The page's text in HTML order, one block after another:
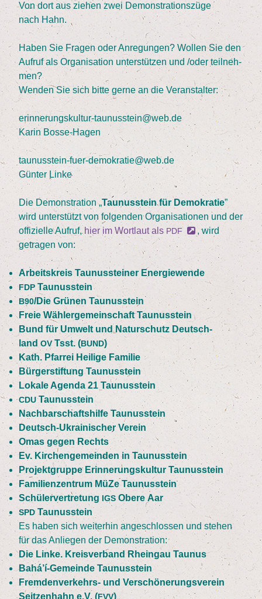
Von dort aus zie­hen zwei Demons­tra­ti­ons­zü­ge
nach Hahn.
Haben Sie Fra­gen oder Anre­gun­gen? Wol­len Sie den
Auf­ruf als Orga­ni­sa­ti­on unter­stüt­zen und /​oder teil­neh­
men?
Wen­den Sie sich bit­te ger­ne an die Veranstalter:
erinnerungskultur-taunusstein@web.de
Karin Bos­se-Hagen
taunusstein-fuer-demokratie@web.de
Gün­ter Linke
Die Demons­tra­ti­on„Tau­nus­stein für Demo­kra­tie”
wird unter­stützt von fol­gen­den Orga­ni­sa­tio­nen und der
offi­zi­el­le Auf­ruf, hier im Wort­laut als PDF
, wird
getra­gen von:
Arbeits­kreis Tau­nus­stei­ner Energiewende
FDP Tau­nus­stein
B90/​Die Grü­nen Taunusstein
Freie Wäh­ler­ge­mein­schaft Taunusstein
Bund für Umwelt und Natur­schutz Deutsch­
land OVTsst. (BUND)
Kath. Pfar­rei Hei­li­ge Familie
Bür­ger­stif­tung Taunusstein
Loka­le Agen­da21Taunusstein
CDUTau­nus­stein
Nach­bar­schafts­hil­fe Taunusstein
Deutsch-Ukrai­ni­scher Verein
Omas gegen Rechts
Ev. Kir­chen­ge­mein­den in Taunusstein
Pro­jekt­grup­pe Erin­ne­rungs­kul­tur Taunusstein
Fami­li­en­zen­trum MüZe Taunusstein
Schü­ler­ver­tre­tung IGS Obe­re Aar
SPDTau­nus­stein
Es haben sich wei­ter­hin ange­schlos­sen und ste­hen
für das Anlie­gen der Demonstration:
Die Lin­ke. Kreis­ver­band Rhein­gau Taunus
Bahá­’í‑Gemein­de Taunusstein
Fre­m­­den­­ver­­kehrs- und Ver­schö­ne­rungs­ver­ein
Seit­zen­hahn e.V. (FVV)